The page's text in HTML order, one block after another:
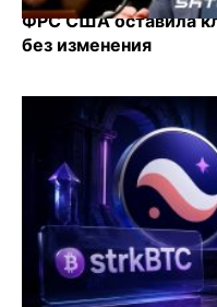
ФРС США оставила
без изменения